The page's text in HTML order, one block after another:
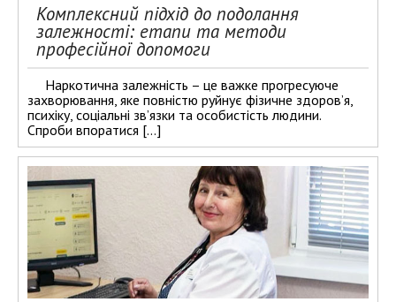
Комплексний підхід до подолання
залежності: етапи та методи
професійної допомоги
Наркотична залежність – це важке прогресуюче
захворювання, яке повністю руйнує фізичне здоров’я,
психіку, соціальні зв’язки та особистість людини.
Спроби впоратися […]